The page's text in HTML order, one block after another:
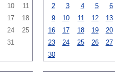
10
11
17
18
24
25
31
2
3 4 5 6
9
10 11 12 13
16
17 18 19 20
23
24 25 26 27
30